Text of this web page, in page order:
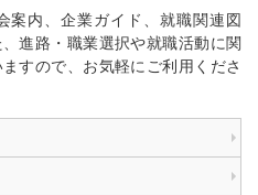
案内、企業ガイド、就職関連図
進路・職業選択や就職活動に関
すので、お気軽にご利用くださ